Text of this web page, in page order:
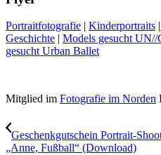
Portraitfotografie | Kinderportraits |
Geschichte | Models gesucht
gesucht Urban Ballet
Mitglied im Fotografie im Norden
Geschenkgutschein Portrait-
„Anne, Fußball“ (Download)